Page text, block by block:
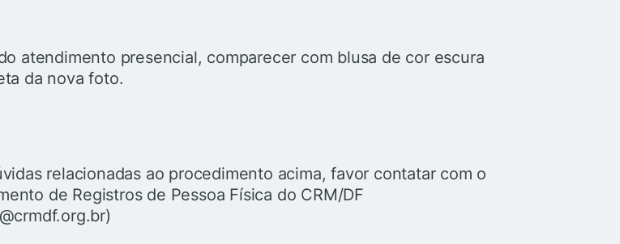
atendimento presencial, comparecer com blusa de cor escura
da nova foto.
relacionadas ao procedimento acima, favor contatar com o
de Registros de Pessoa Física do CRM/DF